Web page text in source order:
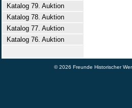
Katalog 79. Auktion
Katalog 78. Auktion
Katalog 77. Auktion
Katalog 76. Auktion
© 2026 Freunde Historischer